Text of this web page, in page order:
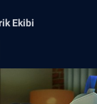
Ekibi